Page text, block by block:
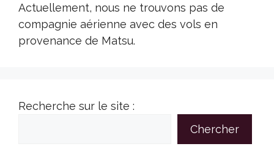
Actuellement, nous ne trouvons pas de
compagnie aérienne avec des vols en
provenance de Matsu.
Recherche sur le site :
Chercher